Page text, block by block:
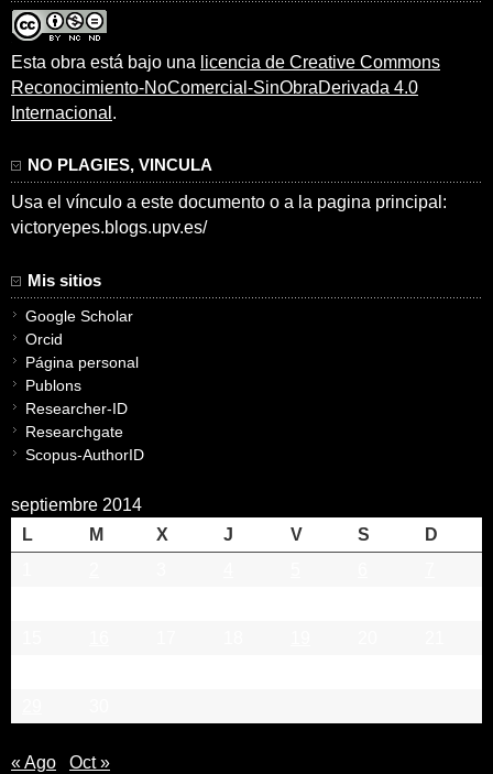
Esta obra está bajo una licencia de Creative Commons
Reconocimiento-NoComercial-SinObraDerivada 4.0
Internacional .
NO PLAGIES, VINCULA
Usa el vínculo a este documento o a la pagina principal:
victoryepes.blogs.upv.es/
Mis sitios
Google Scholar
Orcid
Página personal
Publons
Researcher-ID
Researchgate
Scopus-AuthorID
septiembre 2014
L
M X J V S
D
« Ago Oct »